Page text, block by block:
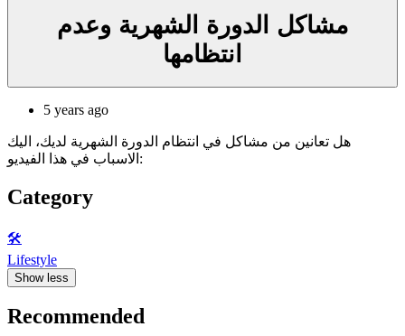
مشاكل الدورة الشهرية وعدم
انتظامها
5 years ago
هل تعانين من مشاكل في انتظام الدورة الشهرية لديك، اليك
الاسباب في هذا الفيديو:
Category
🛠️
Lifestyle
Show less
Recommended